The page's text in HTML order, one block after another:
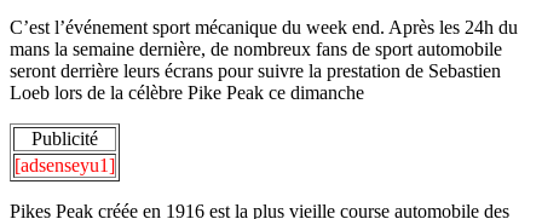
C’est l’événement sport mécanique du week end. Après les 24h du
mans la semaine dernière, de nombreux fans de sport automobile
seront derrière leurs écrans pour suivre la prestation de Sebastien
Loeb lors de la célèbre Pike Peak ce dimanche
Publicité
[adsenseyu1]
Pikes Peak créée en 1916 est la plus vieille course automobile des